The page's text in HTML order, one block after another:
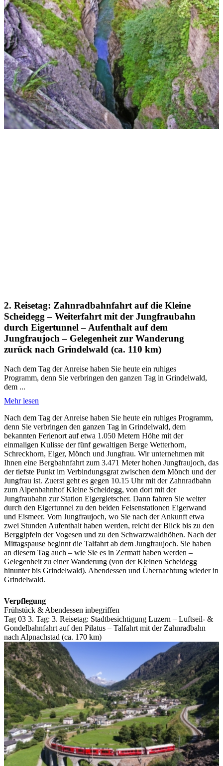
2. Reisetag: Zahnradbahnfahrt auf die Kleine
Scheidegg – Weiterfahrt mit der Jungfraubahn
durch Eigertunnel – Aufenthalt auf dem
Jungfraujoch – Gelegenheit zur Wanderung
zurück nach Grindelwald (ca. 110 km)
Nach dem Tag der Anreise haben Sie heute ein ruhiges
Programm, denn Sie verbringen den ganzen Tag in Grindelwald,
dem ...
Mehr lesen
Nach dem Tag der Anreise haben Sie heute ein ruhiges Programm,
denn Sie verbringen den ganzen Tag in Grindelwald, dem
bekannten Ferienort auf etwa 1.050 Metern Höhe mit der
einmaligen Kulisse der fünf gewaltigen Berge Wetterhorn,
Schreckhorn, Eiger, Mönch und Jungfrau. Wir unternehmen mit
Ihnen eine Bergbahnfahrt zum 3.471 Meter hohen Jungfraujoch, das
der tiefste Punkt im Verbindungsgrat zwischen dem Mönch und der
Jungfrau ist. Zuerst geht es gegen 10.15 Uhr mit der Zahnradbahn
zum Alpenbahnhof Kleine Scheidegg, von dort mit der
Jungfraubahn zur Station Eigergletscher. Dann fahren Sie weiter
durch den Eigertunnel zu den beiden Felsenstationen Eigerwand
und Eismeer. Vom Jungfraujoch, wo Sie nach der Ankunft etwa
zwei Stunden Aufenthalt haben werden, reicht der Blick bis zu den
Berggipfeln der Vogesen und zu den Schwarzwaldhöhen. Nach der
Mittagspause beginnt die Talfahrt ab dem Jungfraujoch. Sie haben
an diesem Tag auch – wie Sie es in Zermatt haben werden –
Gelegenheit zu einer Wanderung (von der Kleinen Scheidegg
hinunter bis Grindelwald). Abendessen und Übernachtung wieder in
Grindelwald.
Verpflegung
Frühstück & Abendessen inbegriffen
Tag 03 3. Tag: 3. Reisetag: Stadtbesichtigung Luzern – Luftseil- &
Gondelbahnfahrt auf den Pilatus – Talfahrt mit der Zahnradbahn
nach Alpnachstad (ca. 170 km)